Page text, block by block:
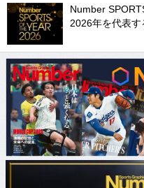
Number
2026年を代表